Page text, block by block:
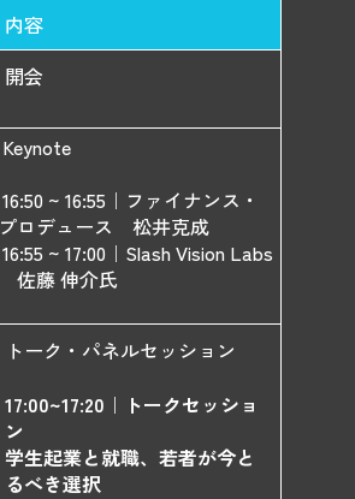
内容
開会
Keynote
16:50 ~ 16:55｜ファイナンス・
プロデュース 松井克成
​ 16:55 ~ 17:00｜Slash Vision Labs
佐藤 伸介氏
トーク・パネルセッション
17:00~17:20｜ トークセッショ
ン
学生起業と就職、若者が今と
るべき選択